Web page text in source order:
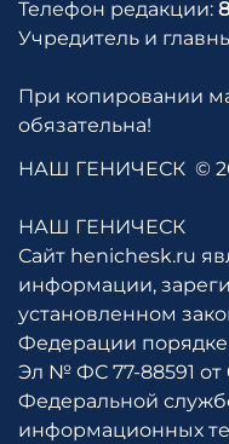
Телефон редакции:
Учредитель и
При копировании
обязательна!
НАШ ГЕНИЧЕСК ©
НАШ ГЕНИЧЕСК
Сайт henichesk.ru
информации,
установленном
Федерации
Эл № ФС 77-88591 от
Федеральной
информационных